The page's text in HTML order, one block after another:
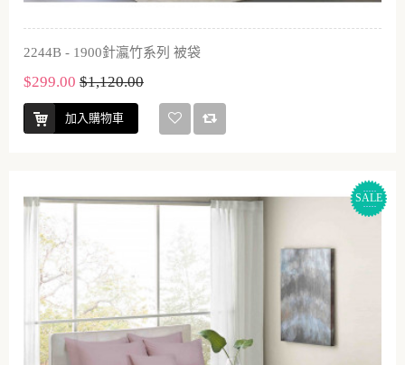
2244B - 1900針瀛竹系列 被袋
$299.00 $1,120.00
加入購物車
SALE